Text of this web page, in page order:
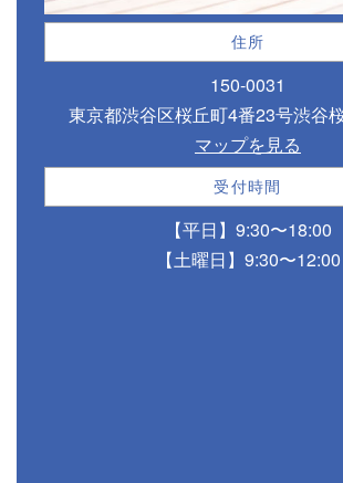
住所
150-0031
東京都渋谷区桜丘町4番23号渋谷
マップを見る
受付時間
【平日】9:30〜18:00
【土曜日】9:30〜12:00